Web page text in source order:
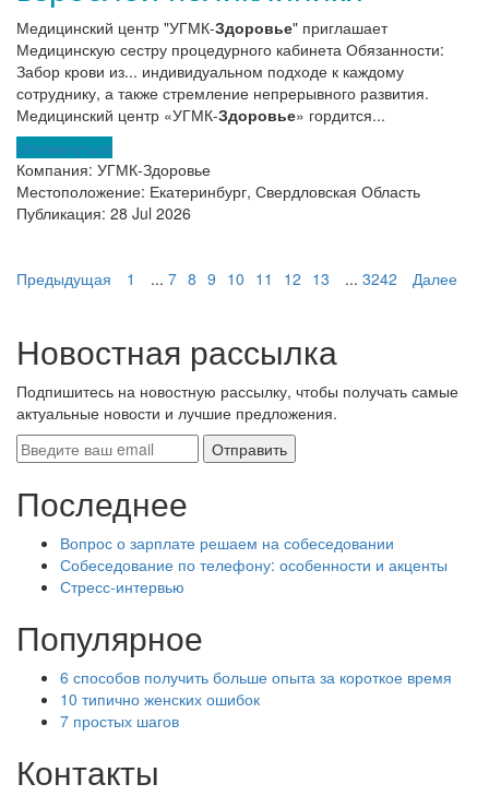
Медицинский центр "УГМК-Здоровье" приглашает
Медицинскую сестру процедурного кабинета Обязанности:
Забор крови из... индивидуальном подходе к каждому
сотруднику, а также стремление непрерывного развития.
Медицинский центр «УГМК-Здоровье» гордится...
Откликнуться
Компания: УГМК-Здоровье
Местоположение: Екатеринбург, Свердловская Область
Публикация: 28 Jul 2026
Предыдущая 1 ... 7 8 9 10 11 12 13 ... 3242 Далее
Новостная рассылка
Подпишитесь на новостную рассылку, чтобы получать самые
актуальные новости и лучшие предложения.
Последнее
Вопрос о зарплате решаем на собеседовании
Собеседование по телефону: особенности и акценты
Стресс-интервью
Популярное
6 способов получить больше опыта за короткое время
10 типично женских ошибок
7 простых шагов
Контакты